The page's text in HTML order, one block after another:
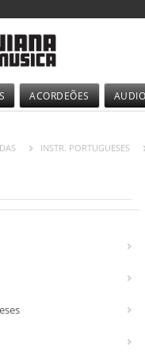
ACORDEÕES AUDIO
INSTR. PORTUGUESES